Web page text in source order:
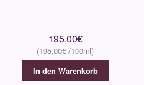
195,00€
195,00€
In den Warenkorb